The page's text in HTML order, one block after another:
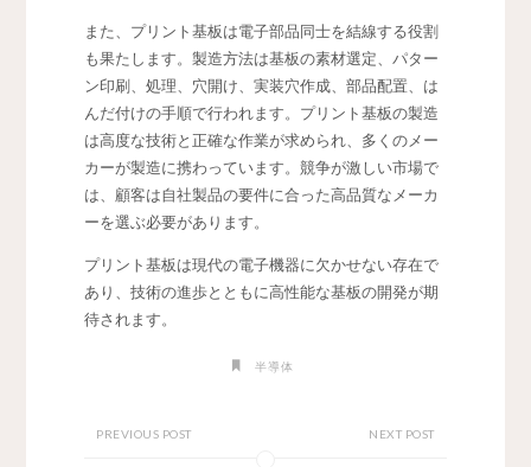
また、プリント基板は電子部品同士を結線する役割
も果たします。製造方法は基板の素材選定、パター
ン印刷、処理、穴開け、実装穴作成、部品配置、は
んだ付けの手順で行われます。プリント基板の製造
は高度な技術と正確な作業が求められ、多くのメー
カーが製造に携わっています。競争が激しい市場で
は、顧客は自社製品の要件に合った高品質なメーカ
ーを選ぶ必要があります。
プリント基板は現代の電子機器に欠かせない存在で
あり、技術の進歩とともに高性能な基板の開発が期
待されます。
半導体
PREVIOUS POST NEXT POST